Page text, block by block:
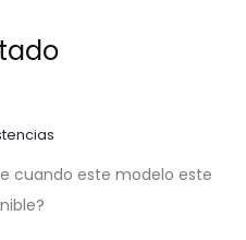
cuando este modelo este